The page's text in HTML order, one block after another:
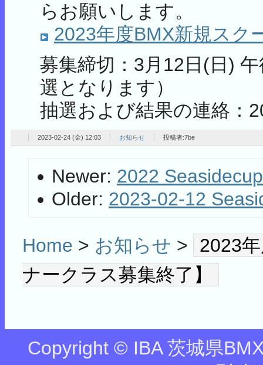
らお願いします。
2023年度BMX新規スク
募集締切：3月12日(日)
選となります）
抽選および結果の連絡：
2023-02-24 (金) 12:03 お知らせ 投稿者:7be
Newer: 2022
Older: 2023-02-12
Home > お知らせ >
2023
ナークラス募集終了】
Copyright © IBA 茨城県